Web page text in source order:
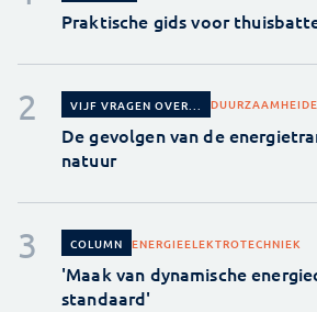
Praktische gids voor
VIJF VRAGEN OVER... DUURZAAMHEID
De gevolgen van de
natuur
COLUMN ENERGIEELEKTROTECHNIEK
'Maak van dynamische
standaard'